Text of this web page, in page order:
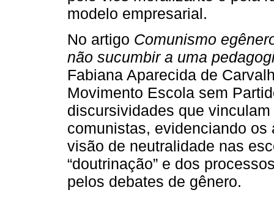
modelo empresarial.
No artigo Comunismo
não sucumbir a uma
Fabiana Aparecida de
Movimento Escola sem
discursividades que
comunistas, evidenciando
visão de neutralidade nas
“doutrinação” e dos
pelos debates de gênero.